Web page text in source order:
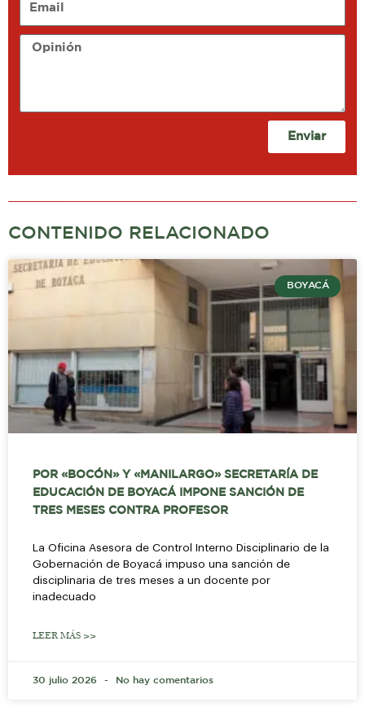
Opinión
Enviar
CONTENIDO RELACIONADO
BOYACÁ
POR «BOCÓN» Y «MANILARGO» SECRETARÍA DE
EDUCACIÓN DE BOYACÁ IMPONE SANCIÓN DE
TRES MESES CONTRA PROFESOR
La Oficina Asesora de Control Interno Disciplinario de la
Gobernación de Boyacá impuso una sanción de
disciplinaria de tres meses a un docente por
inadecuado
LEER MÁS >>
30 julio 2026 No hay comentarios